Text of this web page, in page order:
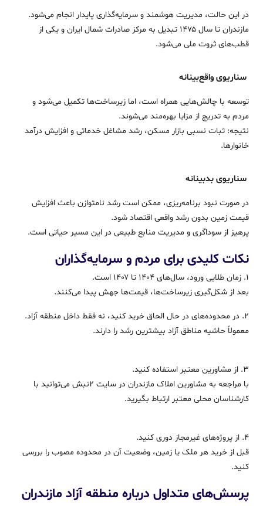
در این حالت، مدیریت هوشمند و سرمایه‌گذاری پایدار انجام می‌شود.
مازندران تا سال ۱۴۷۵ تبدیل به مرکز صادرات شمال ایران و یکی از
قطب‌های ثروت ملی می‌شود.
سناریوی واقع‌بینانه
توسعه با چالش‌هایی همراه است، اما زیرساخت‌ها تکمیل می‌شود و
مردم به تدریج از مزایا بهره‌مند می‌شوند.
نتیجه: ثبات نسبی بازار مسکن، رشد مشاغل خدماتی و افزایش درآمد
خانوارها.
سناریوی بدبینانه
در صورت نبود برنامه‌ریزی، ممکن است رشد نامتوازن باعث افزایش
قیمت زمین بدون رشد واقعی اقتصاد شود.
پرهیز از سوداگری و مدیریت منابع طبیعی در این مسیر حیاتی است.
نکات کلیدی برای مردم و سرمایه‌گذاران
1. زمان طلایی ورود، سال‌های ۱۴۰۴ تا ۱۴۰۷ است.
بعد از شکل‌گیری زیرساخت‌ها، قیمت‌ها جهش پیدا می‌کنند.
2. در محدوده‌های در حال الحاق خرید کنید، نه فقط داخل منطقه آزاد.
معمولاً حاشیه مناطق آزاد بیشترین رشد را دارند.
3. از مشاورین معتبر استفاده کنید.
با مراجعه به مشاورین املاک مازندران در سایت ۲نبش می‌توانید با
کارشناسان محلی معتبر ارتباط بگیرید.
4. از پروژه‌های غیرمجاز دوری کنید.
قبل از خرید هر ملک یا زمین، وضعیت آن در محدوده مصوب را بررسی
کنید.
پرسش‌های متداول درباره منطقه آزاد مازندران